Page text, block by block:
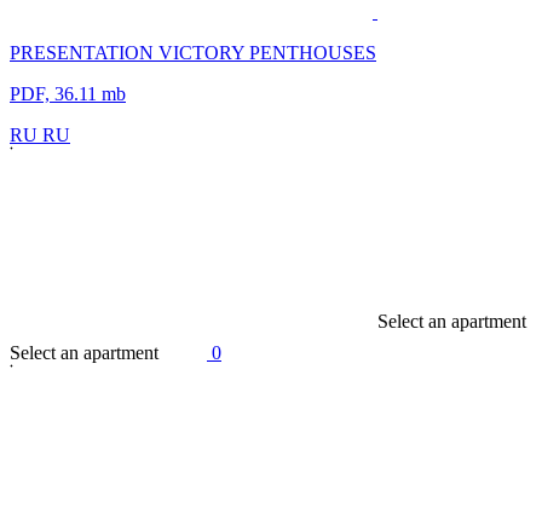
PRESENTATION VICTORY PENTHOUSES
PDF, 36.11 mb
RU RU
Select an apartment
Select an apartment 0